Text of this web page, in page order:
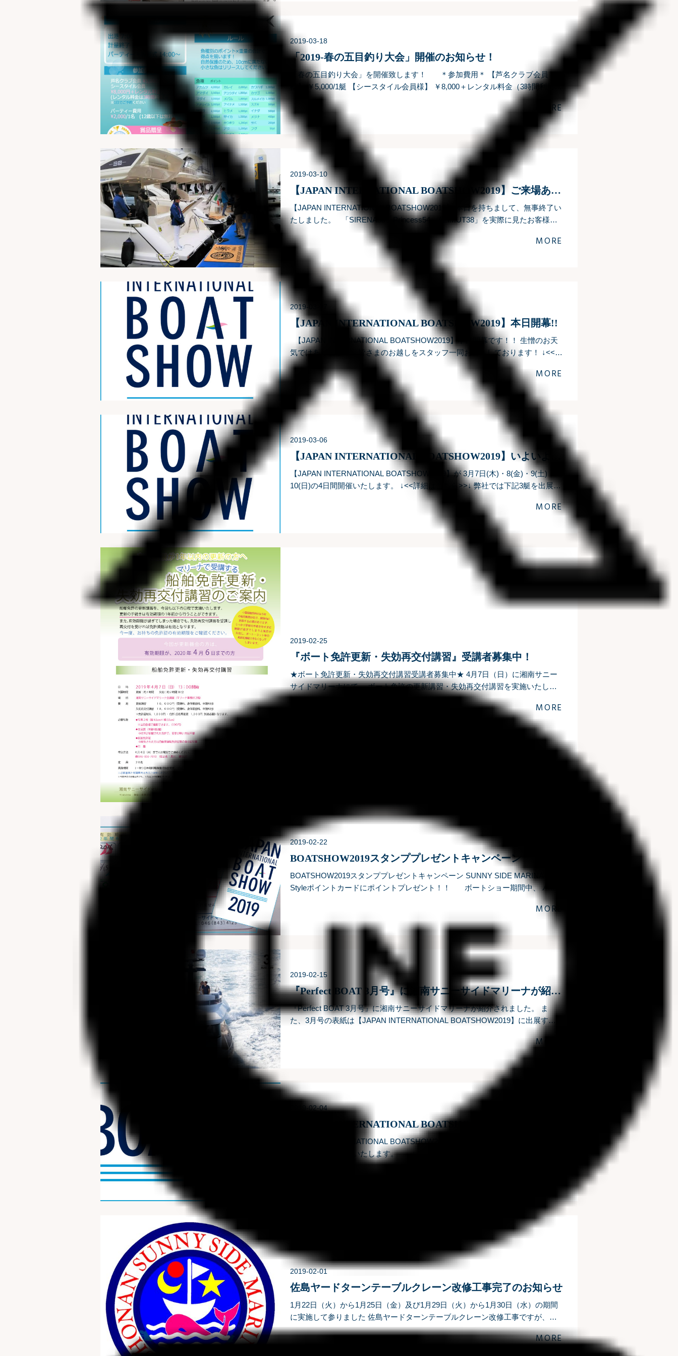
2019-03-18
「2019-春の五目釣り大会」開催のお知らせ！
「春の五目釣り大会」を開催致します！ ＊参加費用＊ 【芦名クラブ会員
様】 ￥5,000/1艇 【シースタイル会員様】 ￥8,000＋レンタル料金（3時間利用料
＋燃料代）/1艇 ※https://www.sunnyside.co.jp.
MORE
2019-03-10
【JAPAN INTERNATIONAL BOATSHOW2019】ご来場ありがとうございました
【JAPAN INTERNATIONAL BOATSHOW2019】 本日を持ちまして、無事終了い
たしました。 「SIRENA58、Princess54、AZIMUT38」を実際に見たお客様か
らは、多くのおhttps://www.sunnyside.co.jp.
MORE
2019-03-07
【JAPAN INTERNATIONAL BOATSHOW2019】本日開幕!!
【JAPAN INTERNATIONAL BOATSHOW2019】本日開幕です！！ 生憎のお天
気ではありますが、皆さまのお越しをスタッフ一同お待ちしております！ ↓<<詳
細はこちら>&ghttps://www.sunnyside.co.jp.
MORE
2019-03-06
【JAPAN INTERNATIONAL BOATSHOW2019】が 3月7日(木)・8(金)・9(土)・
10(日)の4日間開催いたします。 ↓<<詳細はこちら>>↓ 弊社では下記3艇を出展い
MORE
2019-02-25
『ボート免許更新・失効再交付講習』受講者募集中！
★ボート免許更新・失効再交付講習受講者募集中★ 4月7日（日）に湘南サニー
サイドマリーナにて、 ボート免許の更新講習・失効再交付講習を実施いたしま
す。 更新手続きは有効期限の1年前から行うことが出来ます。 有効期限が
MORE
2019-02-22
BOATSHOW2019スタンププレゼントキャンペーン
BOATSHOW2019スタンププレゼントキャンペーン SUNNY SIDE MARINA Sea-
Styleポイントカードにポイントプレゼント！！ ボートショー期間中、 パシ
MORE
2019-02-15
『Perfect BOAT 3月号』に湘南サニーサイドマリーナが紹介されました
『Perfect BOAT 3月号』に湘南サニーサイドマリーナが紹介されました。 ま
た、3月号の表紙は【JAPAN INTERNATIONAL BOATSHOW2019】に出展する
MORE
2019-02-04
【JAPAN INTERNATIONAL BOATSHOW2019】が 3月7日(木)・8(金)・9(土)・
10(日)の4日間開催いたします。 ↓↓↓↓↓<&https://www.sunnyside.co.jp.
2019-02-01
佐島ヤードターンテーブルクレーン改修工事完了のお知らせ
1月22日（火）から1月25日（金）及び1月29日（火）から1月30日（水）の期間
に実施して参りました 佐島ヤードターンテーブルクレーン改修工事ですが、無
事に完了しました事をご報告致します。 工事期間中、皆様にはご迷惑や
MORE